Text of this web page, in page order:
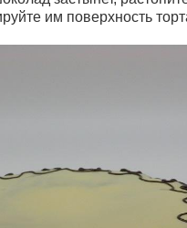
им поверхность